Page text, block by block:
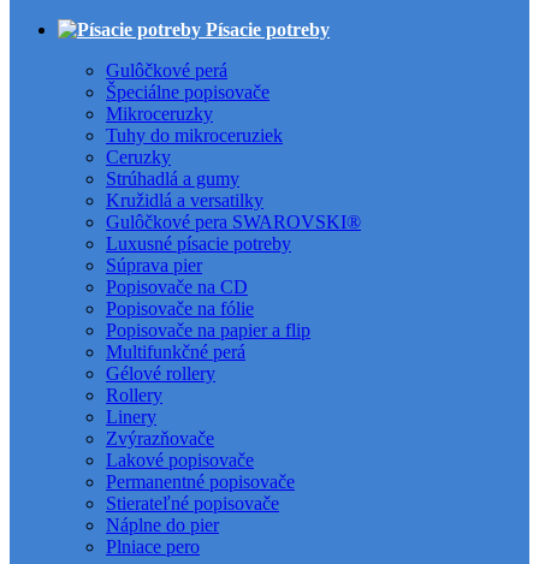
Písacie potreby
Gulôčkové perá
Špeciálne popisovače
Mikroceruzky
Tuhy do mikroceruziek
Ceruzky
Strúhadlá a gumy
Kružidlá a versatilky
Gulôčkové pera SWAROVSKI®
Luxusné písacie potreby
Súprava pier
Popisovače na CD
Popisovače na fólie
Popisovače na papier a flip
Multifunkčné perá
Gélové rollery
Rollery
Linery
Zvýrazňovače
Lakové popisovače
Permanentné popisovače
Stierateľné popisovače
Náplne do pier
Plniace pero